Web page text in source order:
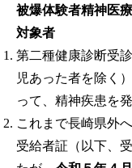
被爆体験者精神医
対象者
第二種健康診断受
児あった者を除く
って、精神疾患を
これまで長崎県外
受給者証（以下、